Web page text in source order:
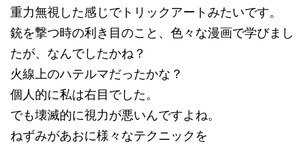
重力無視した感じでトリックアートみたいです。
銃を撃つ時の利き目のこと、色々な漫画で学びまし
たが、なんでしたかね？
火線上のハテルマだったかな？
個人的に私は右目でした。
でも壊滅的に視力が悪いんですよね。
ねずみがあおに様々なテクニックを